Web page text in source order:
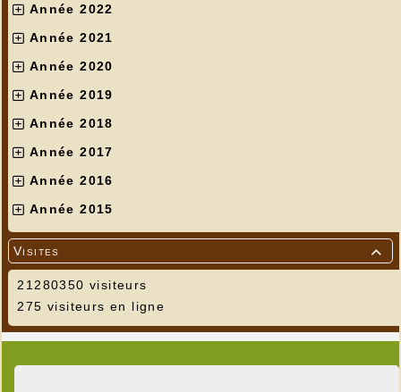
Année 2022
Année 2021
Année 2020
Année 2019
Année 2018
Année 2017
Année 2016
Année 2015

Visites
21280350 visiteurs
275 visiteurs en ligne